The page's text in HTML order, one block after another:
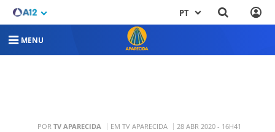
PT
MENU
POR TV APARECIDA EM TV APARECIDA 28 ABR 2020 - 16H41